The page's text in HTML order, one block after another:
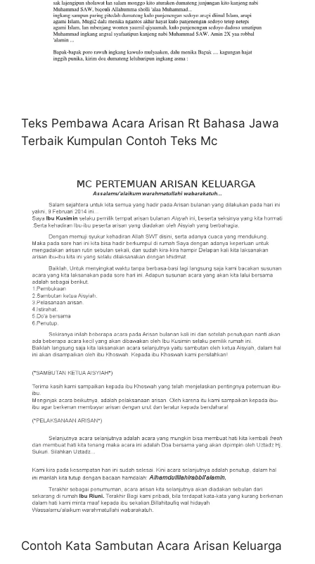
Teks Pembawa Acara Arisan Rt Bahasa Jawa
Terbaik Kumpulan Contoh Teks Mc
Contoh Kata Sambutan Acara Arisan Keluarga